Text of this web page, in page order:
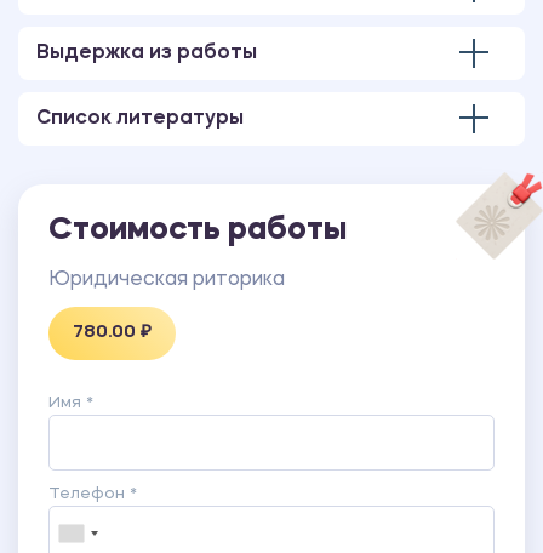
Выдержка из работы
Список литературы
Стоимость работы
Юридическая риторика
780.00 ₽
Имя *
Телефон *